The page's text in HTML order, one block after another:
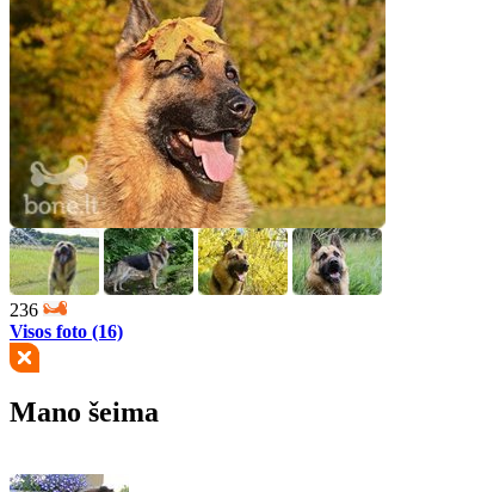
236
Visos foto (16)
Mano šeima